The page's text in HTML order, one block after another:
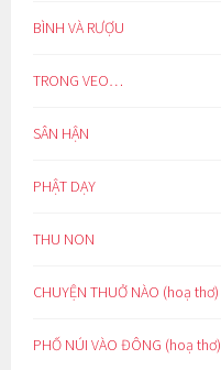
BÌNH VÀ RƯỢU
TRONG VEO…
SÂN HẬN
PHẬT DẠY
THU NON
CHUYỆN THUỞ NÀO (hoạ thơ)
PHỐ NÚI VÀO ĐÔNG (hoạ thơ)